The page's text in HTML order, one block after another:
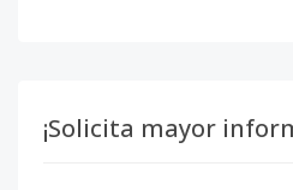
¡Solicita mayor